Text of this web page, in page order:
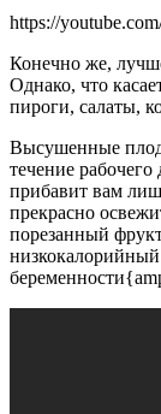
https://
Конечно же,
Однако, что
пироги, салаты,
Высушенные
течение
прибавит вам
прекрасно
порезанный
низкокалорийный